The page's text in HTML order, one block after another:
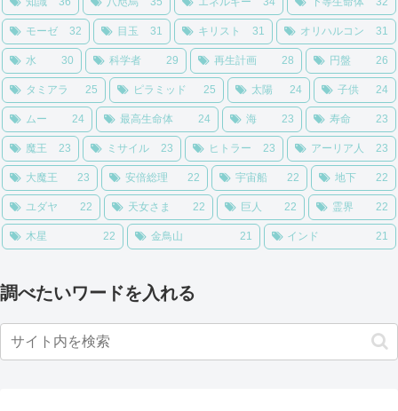
モーゼ 32 目玉 31 キリスト 31 オリハルコン 31
水 30 科学者 29 再生計画 28 円盤 26
タミアラ 25 ピラミッド 25 太陽 24 子供 24
ムー 24 最高生命体 24 海 23 寿命 23
魔王 23 ミサイル 23 ヒトラー 23 アーリア人 23
大魔王 23 安倍総理 22 宇宙船 22 地下 22
ユダヤ 22 天女さま 22 巨人 22 霊界 22
木星 22 金鳥山 21 インド 21
調べたいワードを入れる